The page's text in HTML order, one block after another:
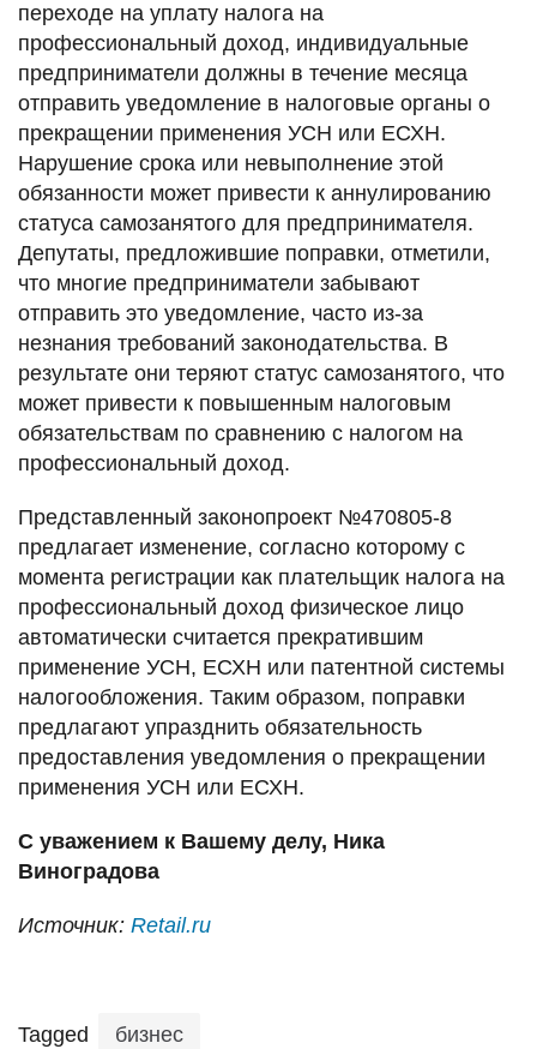
переходе на уплату налога на
профессиональный доход, индивидуальные
предприниматели должны в течение месяца
отправить уведомление в налоговые органы о
прекращении применения УСН или ЕСХН.
Нарушение срока или невыполнение этой
обязанности может привести к аннулированию
статуса самозанятого для предпринимателя.
Депутаты, предложившие поправки, отметили,
что многие предприниматели забывают
отправить это уведомление, часто из-за
незнания требований законодательства. В
результате они теряют статус самозанятого, что
может привести к повышенным налоговым
обязательствам по сравнению с налогом на
профессиональный доход.
Представленный законопроект №470805-8
предлагает изменение, согласно которому с
момента регистрации как плательщик налога на
профессиональный доход физическое лицо
автоматически считается прекратившим
применение УСН, ЕСХН или патентной системы
налогообложения. Таким образом, поправки
предлагают упразднить обязательность
предоставления уведомления о прекращении
применения УСН или ЕСХН.
С уважением к Вашему делу, Ника
Виноградова
Источник: Retail.ru
Tagged бизнес